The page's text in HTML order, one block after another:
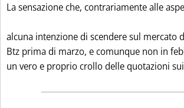
La sensazione che, contrariamente alle
alcuna intenzione di scendere sul mercato
Btz prima di marzo, e comunque non in
un vero e proprio crollo delle quotazioni